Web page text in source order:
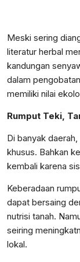
Meski sering
literatur herbal
kandungan
dalam
memiliki nilai
Rumput Teki,
Di banyak
khusus. Bahkan
kembali karena
Keberadaan
dapat bersaing
nutrisi tanah.
seiring
lokal.